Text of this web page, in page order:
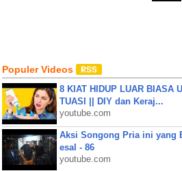
Populer Videos
8 KIAT HIDUP LUAR BIASA
TUASI || DIY dan Keraj...
youtube.com
Aksi Songong Pria ini yang
esal - 86
youtube.com